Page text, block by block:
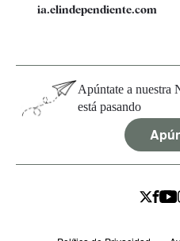
ia.elindependiente.com
Apúntate a nuestra
está pasando